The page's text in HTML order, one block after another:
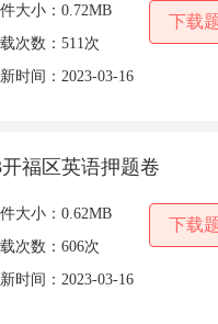
大小： 0.72MB
次数： 511次
时间： 2023-03-16
下载
开福区英语押题卷
大小： 0.62MB
次数： 606次
时间： 2023-03-16
下载